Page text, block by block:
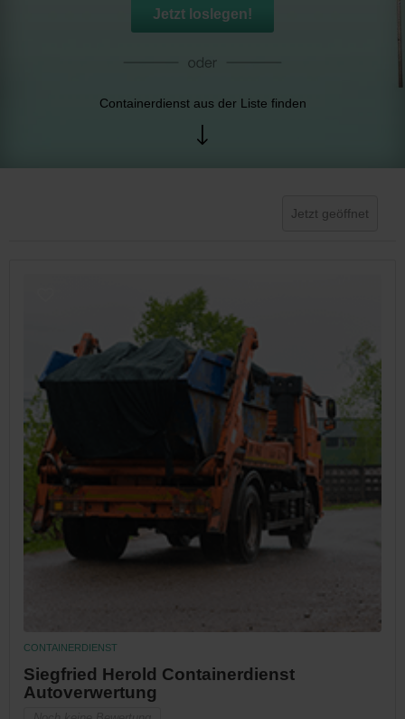
Jetzt loslegen!
Containerdienst aus der Liste finden
Jetzt geöffnet
CONTAINERDIENST
Siegfried Herold Containerdienst
Autoverwertung